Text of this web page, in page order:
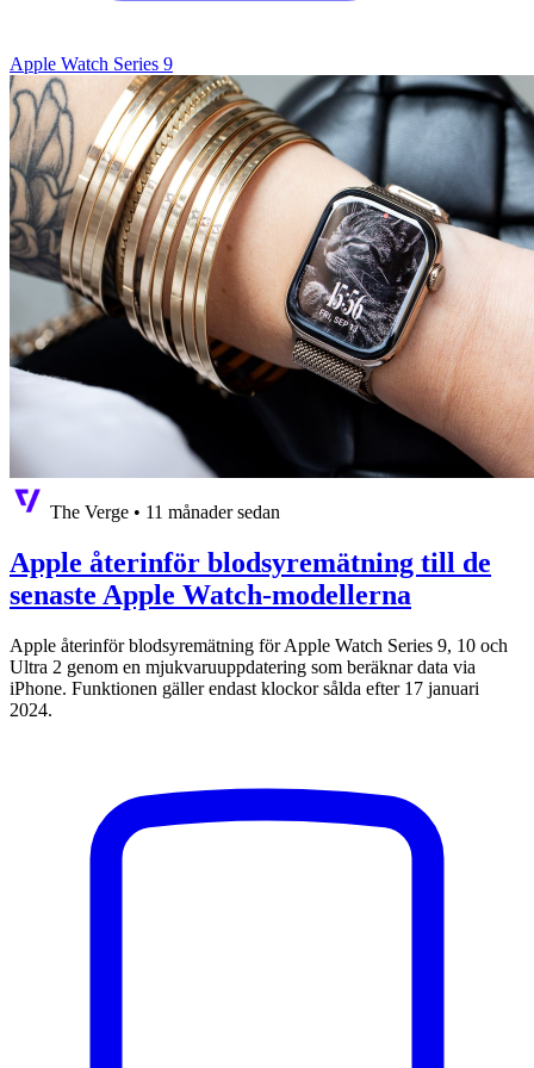
Apple Watch Series 9
The Verge • 11 månader sedan
Apple återinför blodsyremätning till de
senaste Apple Watch-modellerna
Apple återinför blodsyremätning för Apple Watch Series 9, 10 och
Ultra 2 genom en mjukvaruuppdatering som beräknar data via
iPhone. Funktionen gäller endast klockor sålda efter 17 januari
2024.